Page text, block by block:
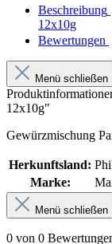
Beschreibung
12x10g
Bewertungen
Menü schließen
12x10g"
Gewürzmischung
Herkunftsland:
Marke:
Menü schließen
0 von 0